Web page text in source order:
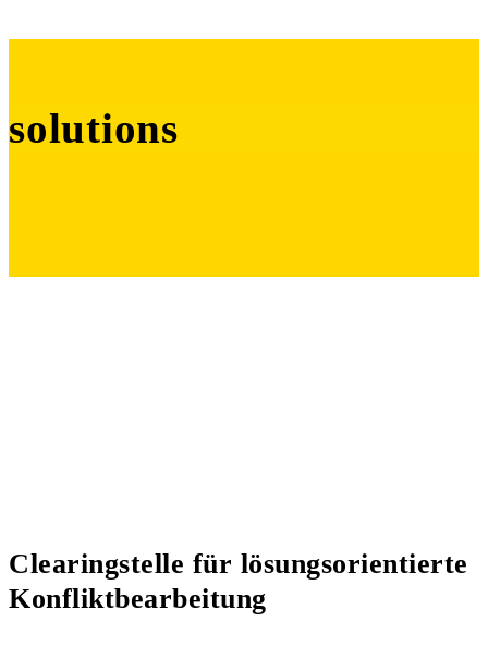
solutions
Clearingstelle für lösungsorientierte
Konfliktbearbeitung